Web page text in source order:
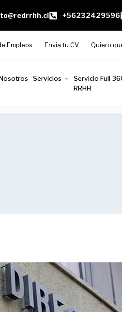
+56232429596
Empleos Envia tu CV Quiero
Servicios
Servicio Full
RRHH